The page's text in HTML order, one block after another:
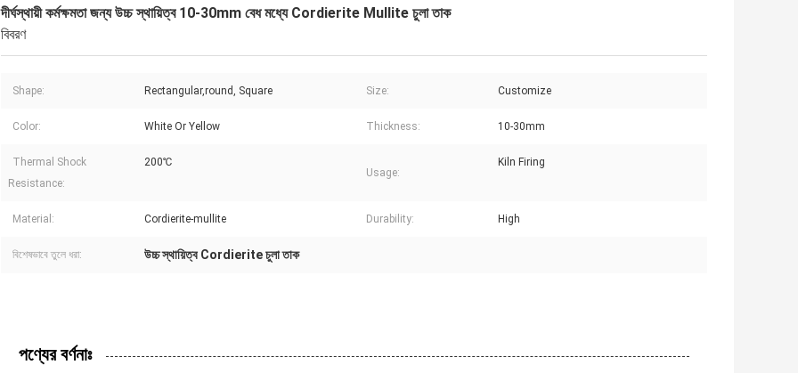
দীর্ঘস্থায়ী কর্মক্ষমতা জন্য উচ্চ স্থায়িত্ব 10-30mm বেধ মধ্যে Cordierite Mullite চুলা তাক
বিবরণ
Shape: Rectangular,round, Square Size: Customize
Color: White Or Yellow Thickness: 10-30mm
Thermal Shock
Resistance:
200℃
Usage:
Kiln Firing
Material: Cordierite-mullite Durability: High
বিশেষভাবে তুলে ধরা: উচ্চ স্থায়িত্ব Cordierite চুলা তাক
পণ্যের বর্ণনাঃ